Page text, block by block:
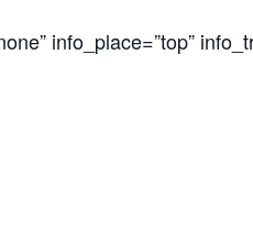
info_place=”top”